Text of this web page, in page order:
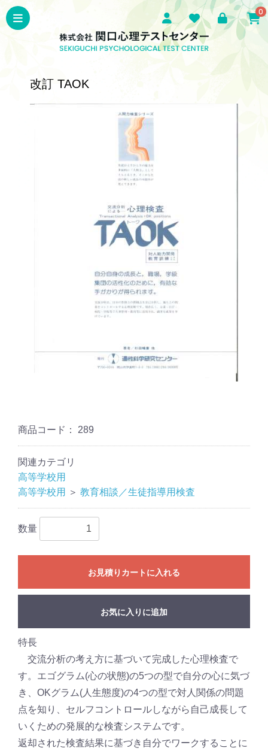
0
改訂 TAOK
商品コード： 289
関連カテゴリ
高等学校用
高等学校用
＞ 教育相談／生徒指導用検査
数量
お見積りカートに入れる
お気に入りに追加
特長
交流分析の考え方に基づいて完成した心理検査で
す。エゴグラム(心の状態)の5つの型で自分の心に気づ
き、OKグラム(人生態度)の4つの型で対人関係の問題
点を知り、セルフコントロールしながら自己成長して
いくための発展的な検査システムです。
返却された検査結果に基づき自分でワークすることに